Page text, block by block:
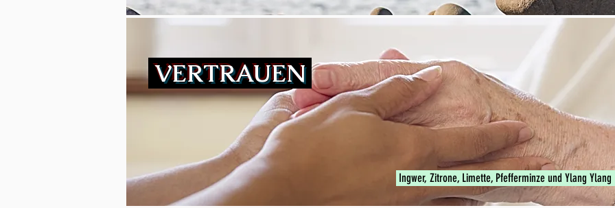
VERTRAUEN
Ingwer, Zitrone, Limette, Pfefferminze und Ylang Ylang